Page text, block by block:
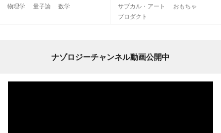
物理学 量子論 数学 サブカル・アート
おもちゃ
プロダクト
ナゾロジーチャンネル動画公開中